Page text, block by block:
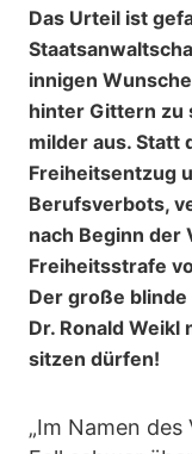
Das Urteil ist
innigen
hinter Gittern zu
milder aus. Statt
Freiheitsentzug
Berufsverbots,
nach Beginn der
Freiheitsstrafe
Der große blinde
Dr. Ronald Weikl
sitzen dürfen!
„Im Namen